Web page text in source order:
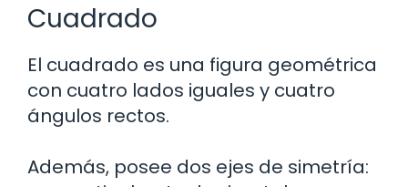
Cuadrado
El cuadrado es una figura geométrica
con cuatro lados iguales y cuatro
ángulos rectos.
Además, posee dos ejes de simetría: